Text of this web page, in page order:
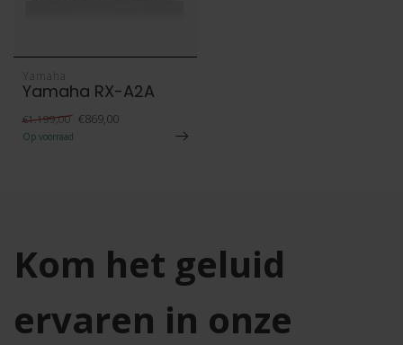
Yamaha
Yamaha RX-A2A
€1.199,00 €869,00
Op voorraad
Kom het geluid
ervaren in onze